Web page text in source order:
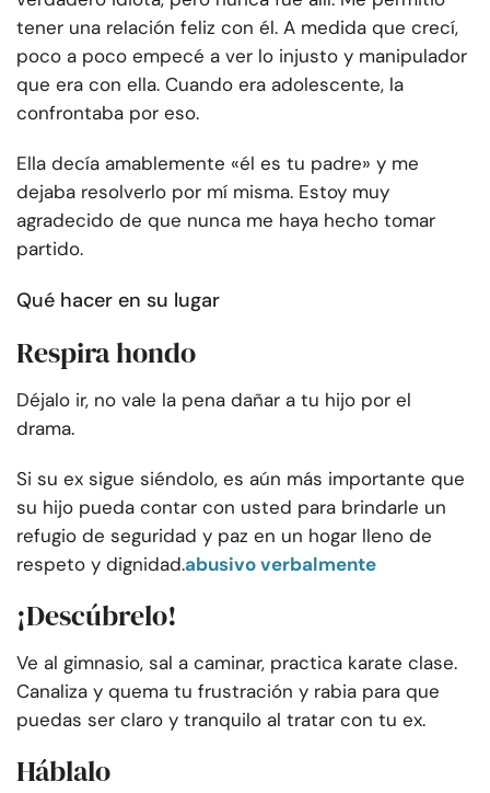
tener una relación feliz con él. A medida que crecí,
poco a poco empecé a ver lo injusto y manipulador
que era con ella. Cuando era adolescente, la
confrontaba por eso.
Ella decía amablemente «él es tu padre» y me
dejaba resolverlo por mí misma. Estoy muy
agradecido de que nunca me haya hecho tomar
partido.
Qué hacer en su lugar
Respira hondo
Déjalo ir, no vale la pena dañar a tu hijo por el
drama.
Si su ex sigue siéndolo, es aún más importante que
su hijo pueda contar con usted para brindarle un
refugio de seguridad y paz en un hogar lleno de
respeto y dignidad.abusivo verbalmente
¡Descúbrelo!
Ve al gimnasio, sal a caminar, practica karate clase.
Canaliza y quema tu frustración y rabia para que
puedas ser claro y tranquilo al tratar con tu ex.
Háblalo